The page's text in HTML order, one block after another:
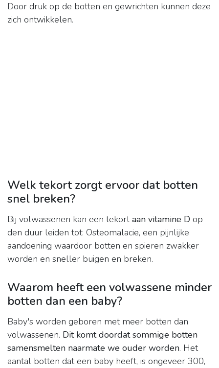
Door druk op de botten en gewrichten kunnen deze
zich ontwikkelen.
Welk tekort zorgt ervoor dat botten
snel breken?
Bij volwassenen kan een tekortaan vitamine D op
den duur leiden tot: Osteomalacie, een pijnlijke
aandoening waardoor botten en spieren zwakker
worden en sneller buigen en breken.
Waarom heeft een volwassene minder
botten dan een baby?
Baby's worden geboren met meer botten dan
volwassenen. Dit komt doordat sommige botten
samensmelten naarmate we ouder worden. Het
aantal botten dat een baby heeft, is ongeveer 300,